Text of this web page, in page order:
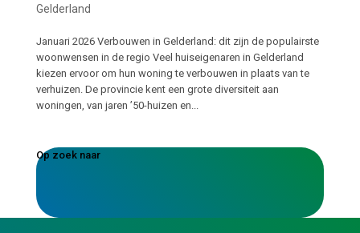
Gelderland
Januari 2026 Verbouwen in Gelderland: dit zijn de populairste
woonwensen in de regio Veel huiseigenaren in Gelderland
kiezen ervoor om hun woning te verbouwen in plaats van te
verhuizen. De provincie kent een grote diversiteit aan
woningen, van jaren ’50-huizen en...
Op zoek naar